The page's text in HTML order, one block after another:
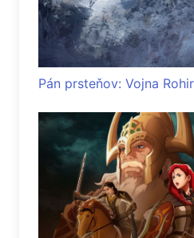
Pán prsteňov: Vojna